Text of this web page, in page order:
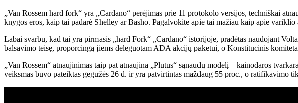
„Van Rossem hard fork“ yra „Cardano“ perėjimas prie 11 protokolo versijos, techniškai
knygos eros, kaip tai padarė Shelley ar Basho. Pagalvokite apie tai mažiau kaip apie
Labai svarbu, kad tai yra pirmasis „hard Fork“ „Cardano“ istorijoje, pradėtas naudojant
balsavimo teisę, proporcingą jiems deleguotam ADA akcijų paketui, o Konstitucinis
„Van Rossem“ atnaujinimas taip pat atnaujina „Plutus“ sąnaudų modelį – kainodaros
veiksmas buvo pateiktas gegužės 26 d. ir yra patvirtintas maždaug 55 proc., o ratifikavimo